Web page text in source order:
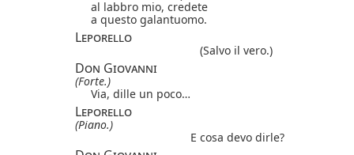
al labbro mio, credete
a questo galantuomo.
Leporello
(Salvo il vero.)
Don Giovanni
(Forte.)
Via, dille un poco…
Leporello
(Piano.)
E cosa devo dirle?